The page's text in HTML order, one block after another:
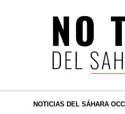
NOTICIAS DEL SÁHARA